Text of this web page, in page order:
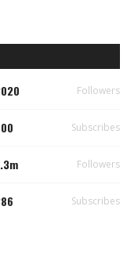
Followers
Subscribes
Followers
Subscribes